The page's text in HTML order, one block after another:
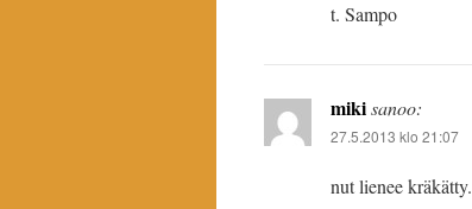
t. Sampo
mikisanoo:
27.5.2013 klo 21:07
nut lienee kräkätty.